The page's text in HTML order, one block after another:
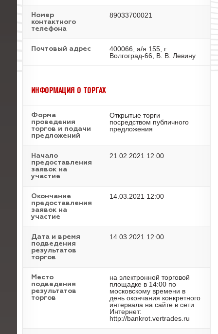
Номер
контактного
телефона
89033700021
Почтовый адрес
400066, а/я 155, г.
Волгоград-66, В. В. Левину
ИНФОРМАЦИЯ О ТОРГАХ
Форма
проведения
торгов и подачи
предложений
Открытые торги
посредством публичного
предложения
Начало
предоставления
заявок на
участие
21.02.2021 12:00
Окончание
предоставления
заявок на
участие
14.03.2021 12:00
Дата и время
подведения
результатов
торгов
14.03.2021 12:00
Место
подведения
результатов
торгов
на электронной торговой
площадке в 14:00 по
московскому времени в
день окончания конкретного
интервала на сайте в сети
Интернет:
http://bankrot.vertrades.ru